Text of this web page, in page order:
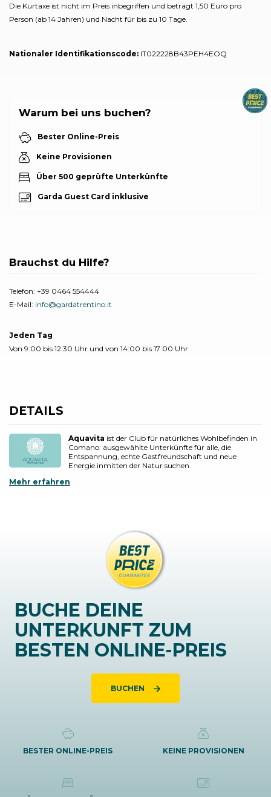
Die Kurtaxe ist nicht im Preis inbegriffen und beträgt 1,50 Euro pro
Person (ab 14 Jahren) und Nacht für bis zu 10 Tage.
Nationaler Identifikationscode: IT022228B43PEH4EOQ
Warum bei uns buchen?
Bester Online-Preis
Keine Provisionen
Über 500 geprüfte Unterkünfte
Garda Guest Card inklusive
Brauchst du Hilfe?
Telefon: +39 0464 554444
E-Mail: info@gardatrentino.it
Jeden Tag
Von 9:00 bis 12:30 Uhr und von 14:00 bis 17:00 Uhr
DETAILS
Aquavita ist der Club für natürliches Wohlbefinden in
Comano: ausgewählte Unterkünfte für alle, die
Entspannung, echte Gastfreundschaft und neue
Energie inmitten der Natur suchen.
Mehr erfahren
BUCHE DEINE
UNTERKUNFT ZUM
BESTEN ONLINE-PREIS
BUCHEN
BESTER ONLINE-PREIS KEINE PROVISIONEN